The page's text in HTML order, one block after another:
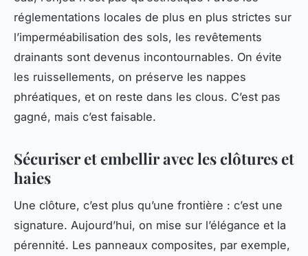
réglementations locales de plus en plus strictes sur
l’imperméabilisation des sols, les revêtements
drainants sont devenus incontournables. On évite
les ruissellements, on préserve les nappes
phréatiques, et on reste dans les clous. C’est pas
gagné, mais c’est faisable.
Sécuriser et embellir avec les clôtures et
haies
Une clôture, c’est plus qu’une frontière : c’est une
signature. Aujourd’hui, on mise sur l’élégance et la
pérennité. Les panneaux composites, par exemple,